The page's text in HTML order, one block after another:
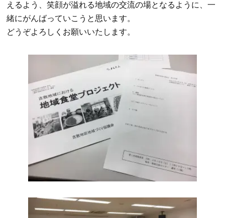
えるよう、笑顔が溢れる地域の交流の場となるように、一
緒にがんばっていこうと思います。
どうぞよろしくお願いいたします。